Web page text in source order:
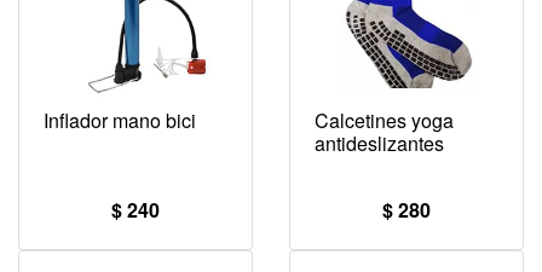
Inflador mano bici
$ 240
Calcetines yoga
antideslizantes
$ 280